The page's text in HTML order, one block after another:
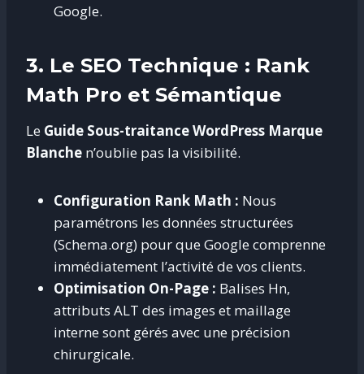
Google.
3. Le SEO Technique : Rank
Math Pro et Sémantique
Le Guide Sous-traitance WordPress Marque
Blanche n’oublie pas la visibilité.
Configuration Rank Math : Nous
paramétrons les données structurées
(Schema.org) pour que Google comprenne
immédiatement l’activité de vos clients.
Optimisation On-Page : Balises Hn,
attributs ALT des images et maillage
interne sont gérés avec une précision
chirurgicale.